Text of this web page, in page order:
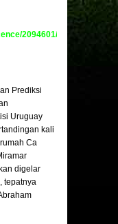
2094601/v2/
Prediksi
Uruguay
kali
Ca
digelar
tepatnya